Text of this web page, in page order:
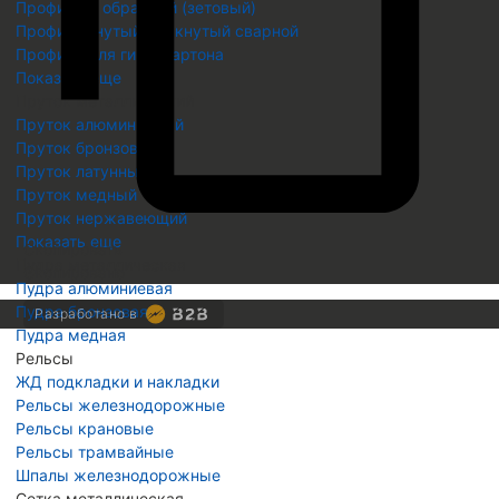
Профиль Z образный (зетовый)
Профиль гнутый замкнутый сварной
Профиль для гипсокартона
Показать еще
Пруток металлический
Пруток алюминиевый
Пруток бронзовый
Пруток латунный
Пруток медный
Пруток нержавеющий
Показать еще
Пудра алюминиевая
Пудра бронзовая
Пудра медная
Рельсы
ЖД подкладки и накладки
Рельсы железнодорожные
Рельсы крановые
Рельсы трамвайные
Шпалы железнодорожные
Скопировать
Разработано в